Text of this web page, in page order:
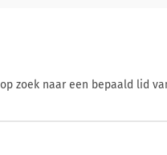
zoek naar een bepaald lid